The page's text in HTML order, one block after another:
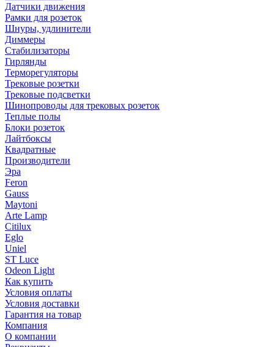
Датчики движения
Рамки для розеток
Шнуры, удлинители
Диммеры
Стабилизаторы
Гирлянды
Терморегуляторы
Трековые розетки
Трековые подсветки
Шинопроводы для трековых розеток
Теплые полы
Блоки розеток
Лайтбоксы
Квадратные
Производители
Эра
Feron
Gauss
Maytoni
Arte Lamp
Citilux
Eglo
Uniel
ST Luce
Odeon Light
Как купить
Условия оплаты
Условия доставки
Гарантия на товар
Компания
О компании